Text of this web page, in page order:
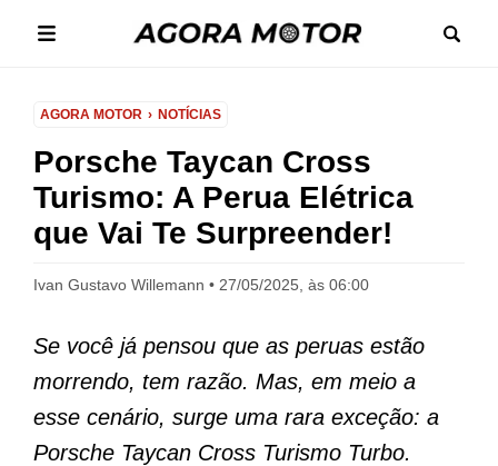
AGORA MOTOR NOTÍCIAS
Porsche Taycan Cross
Turismo: A Perua Elétrica
que Vai Te Surpreender!
Ivan Gustavo Willemann 27/05/2025, às 06:00
Se você já pensou que as peruas estão
morrendo, tem razão. Mas, em meio a
esse cenário, surge uma rara exceção: a
Porsche Taycan Cross Turismo Turbo.